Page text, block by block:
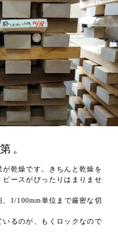
。
乾燥です。きちんと乾燥を
ースがぴったりはまりませ
1/100mm単位まで厳密な切
るのが、もくロックなので